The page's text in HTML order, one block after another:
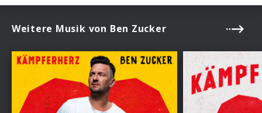
Weitere Musik von Ben Zucker